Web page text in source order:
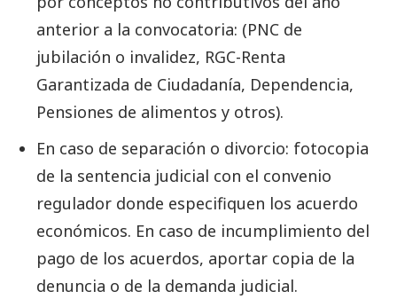
anterior a la convocatoria: (PNC de
jubilación o invalidez, RGC-Renta
Garantizada de Ciudadanía, Dependencia,
Pensiones de alimentos y otros).
En caso de separación o divorcio: fotocopia
de la sentencia judicial con el convenio
regulador donde especifiquen los acuerdo
económicos. En caso de incumplimiento del
pago de los acuerdos, aportar copia de la
denuncia o de la demanda judicial.